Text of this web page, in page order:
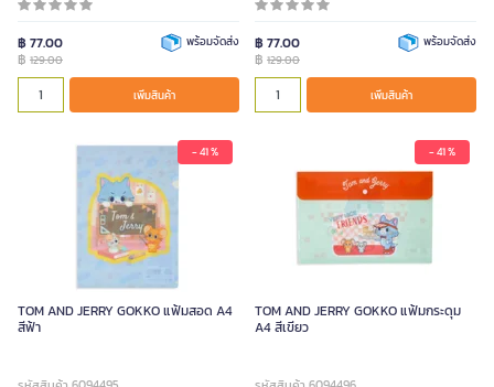
฿ 77.00
฿ 129.00
พร้อมจัดส่ง
เพิ่มสินค้า
฿ 77.00
฿ 129.00
พร้อมจัดส่ง
เพิ่มสินค้า
- 41 %
TOM AND JERRY GOKKO แฟ้มสอด A4
สีฟ้า
- 41 %
TOM AND JERRY GOKKO แฟ้มกระดุม
A4 สีเขียว